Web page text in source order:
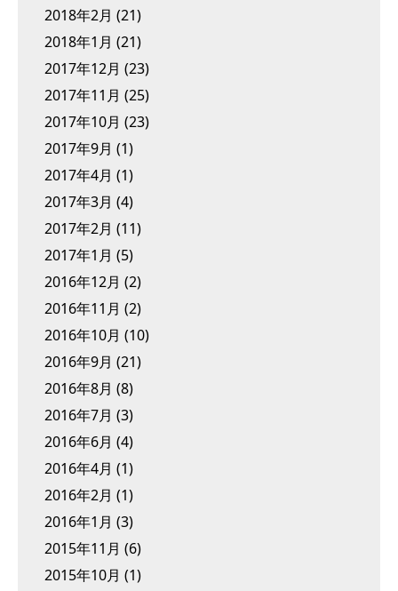
2018年2月 (21)
2018年1月 (21)
2017年12月 (23)
2017年11月 (25)
2017年10月 (23)
2017年9月 (1)
2017年4月 (1)
2017年3月 (4)
2017年2月 (11)
2017年1月 (5)
2016年12月 (2)
2016年11月 (2)
2016年10月 (10)
2016年9月 (21)
2016年8月 (8)
2016年7月 (3)
2016年6月 (4)
2016年4月 (1)
2016年2月 (1)
2016年1月 (3)
2015年11月 (6)
2015年10月 (1)